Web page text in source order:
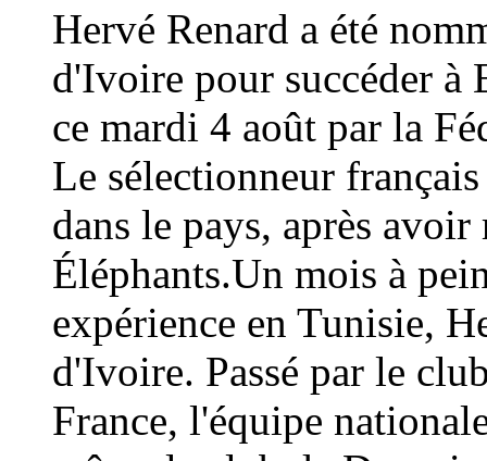
Hervé Renard a été
d'Ivoire pour succéder à
ce mardi 4 août par la
Le sélectionneur
dans le pays, après
Éléphants.Un mois à
expérience en Tunisie,
d'Ivoire. Passé par le
France, l'équipe